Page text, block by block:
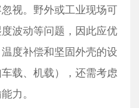
视。野外或工业现场可
波动等问题，因此应优
度补偿和坚固外壳的设
载、机载），还需考虑
力。